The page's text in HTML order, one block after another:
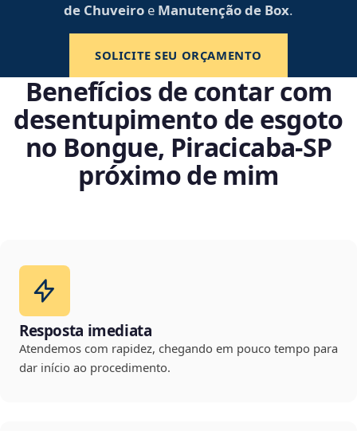
de Chuveiro e Manutenção de Box.
SOLICITE SEU ORÇAMENTO
Benefícios de contar com
desentupimento de esgoto
no Bongue, Piracicaba‑SP
próximo de mim
Resposta imediata
Atendemos com rapidez, chegando em pouco tempo para
dar início ao procedimento.